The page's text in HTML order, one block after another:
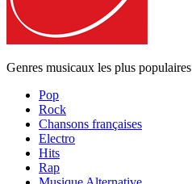
Genres musicaux les plus populaires
Pop
Rock
Chansons françaises
Electro
Hits
Rap